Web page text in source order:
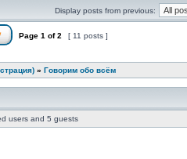
Display posts from previous:
Page 1 of2 [ 11 posts ]
» Говорим обо всём
users and 5 guests